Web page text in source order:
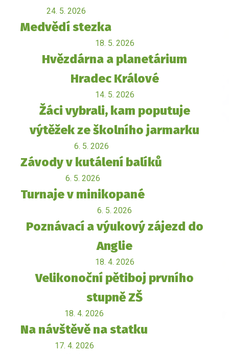
24. 5. 2026
Medvědí stezka
18. 5. 2026
Hvězdárna a planetárium
Hradec Králové
14. 5. 2026
Žáci vybrali, kam poputuje
výtěžek ze školního jarmarku
6. 5. 2026
Závody v kutálení balíků
6. 5. 2026
Turnaje v minikopané
6. 5. 2026
Poznávací a výukový zájezd do
Anglie
18. 4. 2026
Velikonoční pětiboj prvního
stupně ZŠ
18. 4. 2026
Na návštěvě na statku
17. 4. 2026